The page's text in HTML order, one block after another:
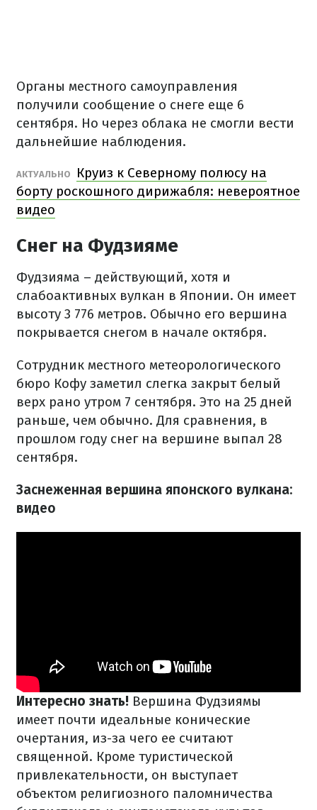
Органы местного самоуправления
получили сообщение о снеге еще 6
сентября. Но через облака не смогли вести
дальнейшие наблюдения.
АКТУАЛЬНО
Круиз к Северному полюсу на
борту роскошного дирижабля: невероятное
видео
Снег на Фудзияме
Фудзияма – действующий, хотя и
слабоактивных вулкан в Японии. Он имеет
высоту 3 776 метров. Обычно его вершина
покрывается снегом в начале октября.
Сотрудник местного метеорологического
бюро Кофу заметил слегка закрыт белый
верх рано утром 7 сентября. Это на 25 дней
раньше, чем обычно. Для сравнения, в
прошлом году снег на вершине выпал 28
сентября.
Заснеженная вершина японского вулкана:
видео
Интересно знать! Вершина Фудзиямы
имеет почти идеальные конические
очертания, из-за чего ее считают
священной. Кроме туристической
привлекательности, он выступает
объектом религиозного паломничества